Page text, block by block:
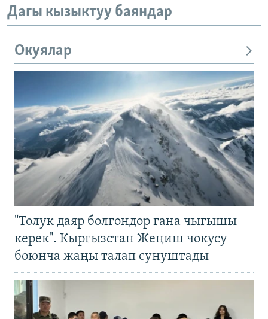
Дагы кызыктуу баяндар
Окуялар
"Толук даяр болгондор гана чыгышы
керек". Кыргызстан Жеңиш чокусу
боюнча жаңы талап сунуштады